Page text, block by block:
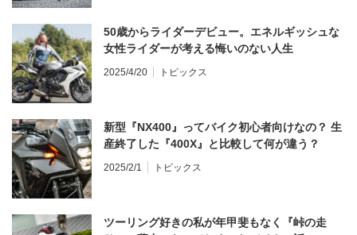
50歳からライダーデビュー。エネルギッシュな
女性ライダーが考える悔いのない人生
2025/4/20 トピックス
新型『NX400』ってバイク初心者向けなの？ 生
産終了した『400X』と比較して何が違う？
2025/2/1 トピックス
ツーリング好きの私が年甲斐もなく『峠の走